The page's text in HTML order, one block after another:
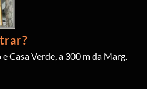
Casa Verde, a 300 m da Marg.